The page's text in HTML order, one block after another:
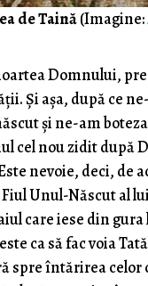
de Taină(Imagine:
Domnului,
Şi aşa, după ce
şi ne-am
cel nou zidit după
nevoie, deci, de
Unul-Născut al
care iese din
ca să fac voia
spre întărirea